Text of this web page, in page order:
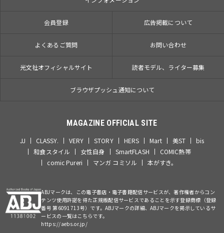
会員登録 広告掲載について
よくあるご質問 お問い合わせ
光文社オフィシャルサイト 読者モデル、ライター募集
ブラウザプッシュ通知について
MAGAZINE OFFICIAL SITE
JJ CLASSY. VERY STORY HERS Mart 美ST
bis
和食スタイル
女性自身 SmartFLASH
COMIC熱帯
comic Pureri
マンガ コミソル 本がすき。
ABJマークは、この電子書店・電子書籍配信サービスが、著作権者からコン
テンツ使用許諾を得た正規版配信サービスであることを示す登録商標（登録
番号 第6091713号）です。ABJマークの詳細、ABJマークを掲示しているサ
ービスの一覧はこちらです。
https://aebs.or.jp/